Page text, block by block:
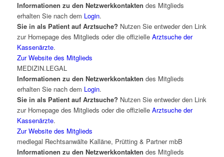
Informationen zu den Netzwerkkontakten des Mitglieds
erhalten Sie nach dem Login.
Sie in als Patient auf Arztsuche? Nutzen Sie entweder den Link
zur Homepage des Mitglieds oder die offizielle Arztsuche der
Kassenärzte.
Zur Website des Mitglieds
MEDIZIN.LEGAL
Informationen zu den Netzwerkkontakten des Mitglieds
erhalten Sie nach dem Login.
Sie in als Patient auf Arztsuche? Nutzen Sie entweder den Link
zur Homepage des Mitglieds oder die offizielle Arztsuche der
Kassenärzte.
Zur Website des Mitglieds
medlegal Rechtsanwälte Kalläne, Prütting & Partner mbB
Informationen zu den Netzwerkkontakten des Mitglieds